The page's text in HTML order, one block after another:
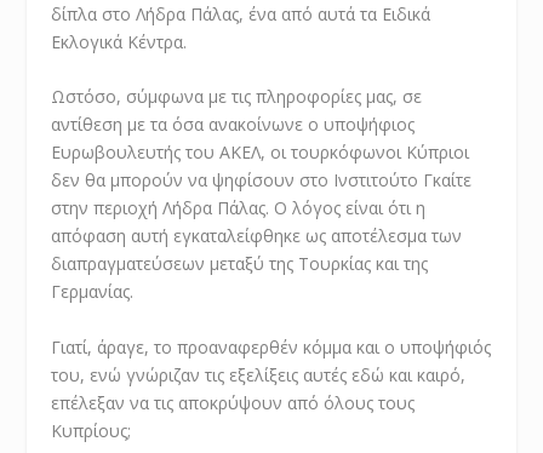
δίπλα στο Λήδρα Πάλας, ένα από αυτά τα Ειδικά
Εκλογικά Κέντρα.
Ωστόσο, σύμφωνα με τις πληροφορίες μας, σε
αντίθεση με τα όσα ανακοίνωνε ο υποψήφιος
Ευρωβουλευτής του ΑΚΕΛ, οι τουρκόφωνοι Κύπριοι
δεν θα μπορούν να ψηφίσουν στο Ινστιτούτο Γκαίτε
στην περιοχή Λήδρα Πάλας. Ο λόγος είναι ότι η
απόφαση αυτή εγκαταλείφθηκε ως αποτέλεσμα των
διαπραγματεύσεων μεταξύ της Τουρκίας και της
Γερμανίας.
Γιατί, άραγε, το προαναφερθέν κόμμα και ο υποψήφιός
του, ενώ γνώριζαν τις εξελίξεις αυτές εδώ και καιρό,
επέλεξαν να τις αποκρύψουν από όλους τους
Κυπρίους;